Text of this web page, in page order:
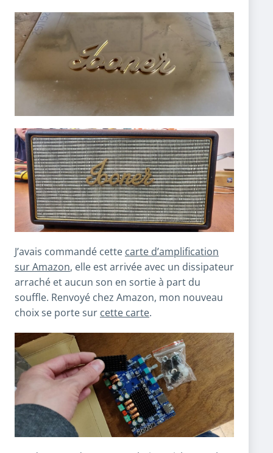
J’avais commandé cette carte d’amplification
sur Amazon, elle est arrivée avec un dissipateur
arraché et aucun son en sortie à part du
souffle. Renvoyé chez Amazon, mon nouveau
choix se porte sur cette carte.